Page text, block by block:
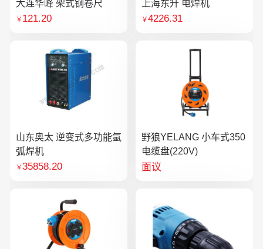
大连华峰 架式钢卷尺
￥ 121.20
上海东升 电焊机
￥4226.31
山东奥太 逆变式多功能氩
弧焊机
￥35858.20
野狼YELANG 小车式350
电缆盘(220V)
面议